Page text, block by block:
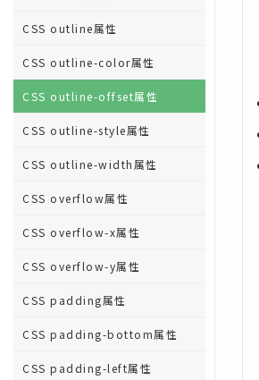
CSS outline属性
CSS outline-color属性
CSS outline-offset属性
CSS outline-style属性
CSS outline-width属性
CSS overflow属性
CSS overflow-x属性
CSS overflow-y属性
CSS padding属性
CSS padding-bottom属性
CSS padding-left属性